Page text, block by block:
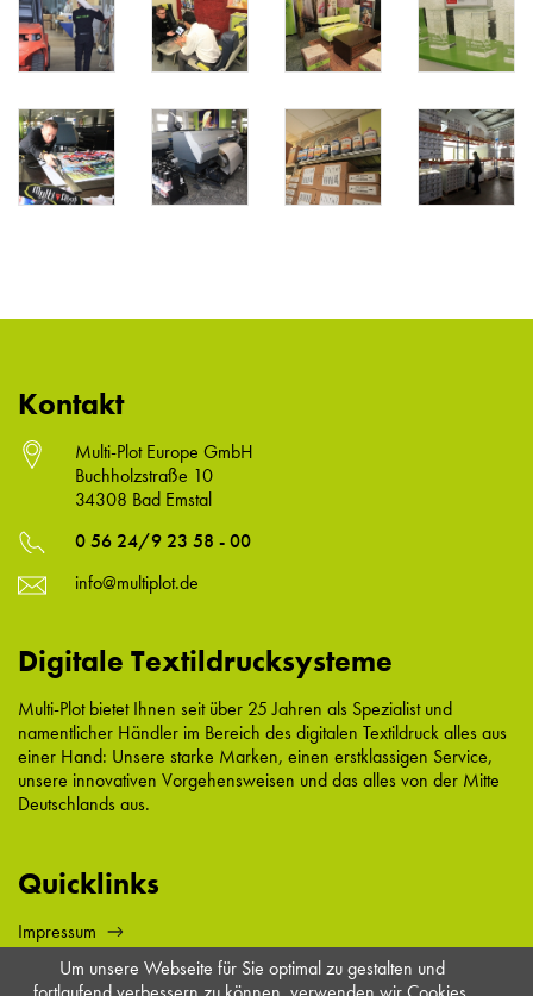
Kontakt
Multi-Plot Europe GmbH
Buchholzstraße 10
34308 Bad Emstal
0 56 24/9 23 58 - 00
info@multiplot.de
Digitale Textildrucksysteme
Multi-Plot bietet Ihnen seit über 25 Jahren als Spezialist und
namentlicher Händler im Bereich des digitalen Textildruck alles aus
einer Hand: Unsere starke Marken, einen erstklassigen Service,
unsere innovativen Vorgehensweisen und das alles von der Mitte
Deutschlands aus.
Quicklinks
Impressum
Datenschutz
AGB
Um unsere Webseite für Sie optimal zu gestalten und